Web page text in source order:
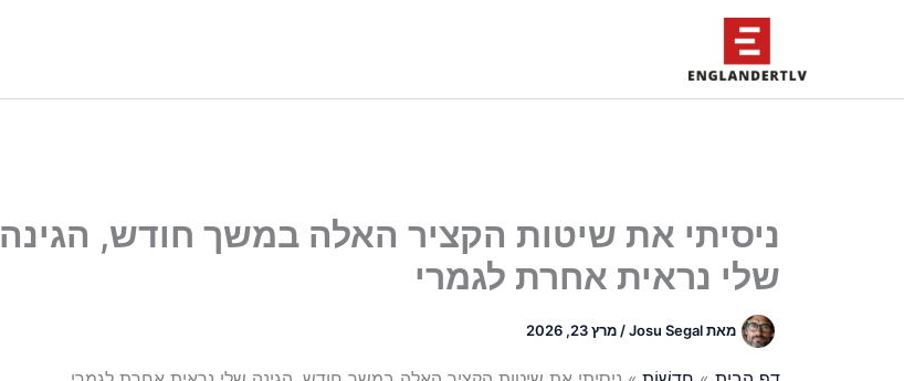
ניסיתי את שיטות הקציר האלה במשך חודש, הגינה
שלי נראית אחרת לגמרי
מאתJosu Segal
/ מרץ 23, 2026